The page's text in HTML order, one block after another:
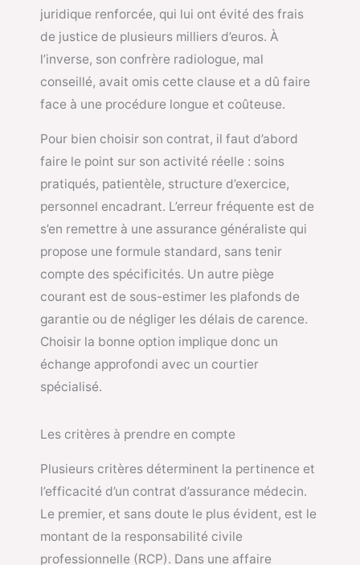
juridique renforcée, qui lui ont évité des frais
de justice de plusieurs milliers d’euros. À
l’inverse, son confrère radiologue, mal
conseillé, avait omis cette clause et a dû faire
face à une procédure longue et coûteuse.
Pour bien choisir son contrat, il faut d’abord
faire le point sur son activité réelle : soins
pratiqués, patientèle, structure d’exercice,
personnel encadrant. L’erreur fréquente est de
s’en remettre à une assurance généraliste qui
propose une formule standard, sans tenir
compte des spécificités. Un autre piège
courant est de sous-estimer les plafonds de
garantie ou de négliger les délais de carence.
Choisir la bonne option implique donc un
échange approfondi avec un courtier
spécialisé.
Les critères à prendre en compte
Plusieurs critères déterminent la pertinence et
l’efficacité d’un contrat d’assurance médecin.
Le premier, et sans doute le plus évident, est le
montant de la responsabilité civile
professionnelle (RCP). Dans une affaire